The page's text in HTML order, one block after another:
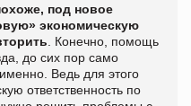
под новое
экономическую
. Конечно, помощь
до сих пор само
Ведь для этого
ответственность по